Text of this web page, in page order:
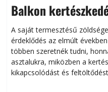
Balkon
Helytakarékos
A saját termesztésű
érdeklődés az elmúlt
többen szeretnék tudni,
asztalukra, miközben a
kikapcsolódást és